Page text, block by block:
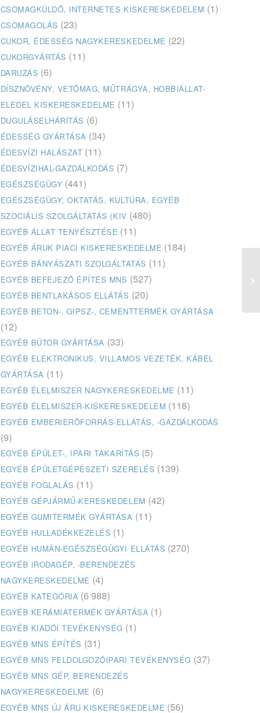
CSOMAGKÜLDŐ, INTERNETES KISKERESKEDELEM (1)
CSOMAGOLÁS (23)
CUKOR, ÉDESSÉG NAGYKERESKEDELME (22)
CUKORGYÁRTÁS (11)
DARUZÁS (6)
DÍSZNÖVÉNY, VETŐMAG, MŰTRÁGYA, HOBBIÁLLAT-
ELEDEL KISKERESKEDELME (11)
DUGULÁSELHÁRÍTÁS (6)
ÉDESSÉG GYÁRTÁSA (34)
ÉDESVÍZI HALÁSZAT (11)
ÉDESVÍZIHAL-GAZDÁLKODÁS (7)
EGÉSZSÉGÜGY (441)
EGÉSZSÉGÜGY, OKTATÁS, KULTÚRA, EGYÉB
SZOCIÁLIS SZOLGÁLTATÁS (KIV (480)
EGYÉB ÁLLAT TENYÉSZTÉSE (11)
EGYÉB ÁRUK PIACI KISKERESKEDELME (184)
EGYÉB BÁNYÁSZATI SZOLGÁLTATÁS (11)
EGYÉB BEFEJEZŐ ÉPÍTÉS MNS (527)
EGYÉB BENTLAKÁSOS ELLÁTÁS (20)
EGYÉB BETON-, GIPSZ-, CEMENTTERMÉK GYÁRTÁSA
(12)
EGYÉB BÚTOR GYÁRTÁSA (33)
EGYÉB ELEKTRONIKUS, VILLAMOS VEZETÉK, KÁBEL
GYÁRTÁSA (11)
EGYÉB ÉLELMISZER NAGYKERESKEDELME (11)
EGYÉB ÉLELMISZER-KISKERESKEDELEM (118)
EGYÉB EMBERIERŐFORRÁS-ELLÁTÁS, -GAZDÁLKODÁS
(9)
EGYÉB ÉPÜLET-, IPARI TAKARÍTÁS (5)
EGYÉB ÉPÜLETGÉPÉSZETI SZERELÉS (139)
EGYÉB FOGLALÁS (11)
EGYÉB GÉPJÁRMŰ-KERESKEDELEM (42)
EGYÉB GUMITERMÉK GYÁRTÁSA (11)
EGYÉB HULLADÉKKEZELÉS (1)
EGYÉB HUMÁN-EGÉSZSÉGÜGYI ELLÁTÁS (270)
EGYÉB IRODAGÉP, -BERENDEZÉS
NAGYKERESKEDELME (4)
EGYÉB KATEGÓRIA (6 988)
EGYÉB KERÁMIATERMÉK GYÁRTÁSA (1)
EGYÉB KIADÓI TEVÉKENYSÉG (1)
EGYÉB MNS ÉPÍTÉS (31)
EGYÉB MNS FELDOLGOZÓIPARI TEVÉKENYSÉG (37)
EGYÉB MNS GÉP, BERENDEZÉS
NAGYKERESKEDELME (6)
EGYÉB MNS ÚJ ÁRU KISKERESKEDELME (56)